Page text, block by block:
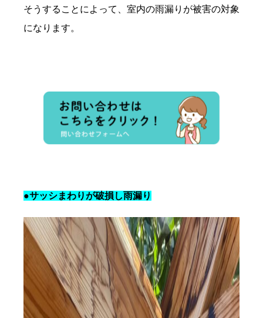
そうすることによって、室内の雨漏りが被害の対象
になります。
●サッシまわりが破損し雨漏り